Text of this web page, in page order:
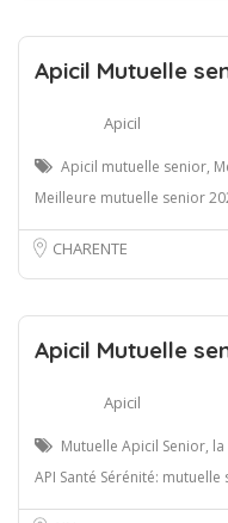
Apicil Mutuelle
Apicil
Apicil mutuelle senior,
Meilleure mutuelle senior
CHARENTE
Apicil Mutuelle
Apicil
Mutuelle Apicil Senior,
API Santé Sérénité: mutuelle